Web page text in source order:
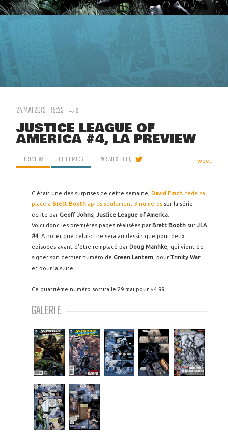
24 MAI 2013 - 15:23 3
JUSTICE LEAGUE OF
AMERICA #4, LA PREVIEW
PREVIEW DC COMICS PARALEXLECOQ Tweet
C'était une des surprises de cette semaine, David Finch cède sa
place à Brett Booth après seulement 3 numéros sur la série
écrite par Geoff Johns, Justice League of America
Voici donc les premières pages réalisées par Brett Booth surJLA
#4. À noter que celui-ci ne sera au dessin que pour deux
épisodes avant d'être remplacé par Doug Manhke , qui vient de
signer son dernier numéro de Green Lantern , pourTrinity War
et pour la suite.
Ce quatrième numéro sortira le 29 mai pour $4.99.
GALERIE